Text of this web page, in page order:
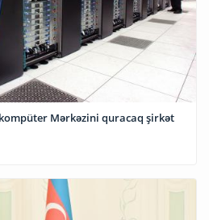
Mərkəzini quracaq şirkət